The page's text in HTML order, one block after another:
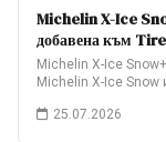
Michelin X-Ice
добавена към
Michelin X-Ice
Michelin X-Ice Snow
25.07.2026